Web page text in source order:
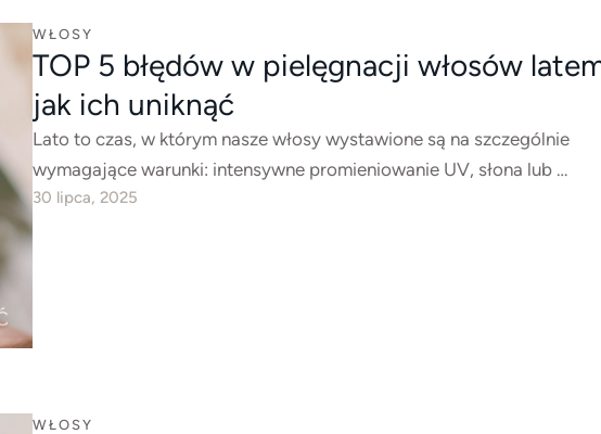
WŁOSY
TOP 5 błędów w pielęgnacji włosów
jak ich uniknąć
Lato to czas, w którym nasze włosy wystawione są na szczególnie
wymagające warunki: intensywne promieniowanie UV, słona lub …
30 lipca, 2025
WŁOSY